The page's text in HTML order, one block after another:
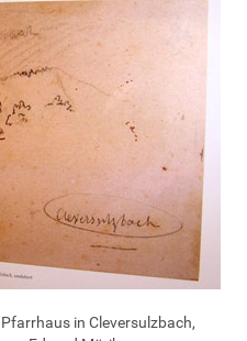
in Cleversulzbach,